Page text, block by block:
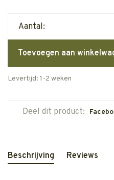
Aantal:
Toevoegen aan
Levertijd: 1-2 weken
Deel dit product:
Beschrijving Reviews